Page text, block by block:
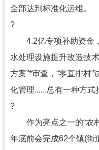
全部达到标准化运维。
?
4.2亿专项补助资金，
水处理设施提升改造技
方案”*审查，“零直排村
化管理......总有一种方式
?
作为亮点之一的“农村
年底前会完成62个镇(街